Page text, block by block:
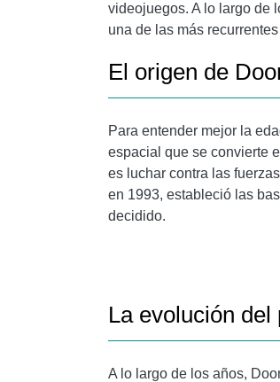
videojuegos. A lo largo de
una de las más
El origen de
Para entender mejor la
espacial que se convierte
es luchar contra las
en 1993, estableció las
decidido.
La evolución del
A lo largo de los años,